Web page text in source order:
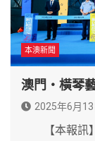
本澳新聞
澳門‧橫琴
2025年6月13
【本報訊】